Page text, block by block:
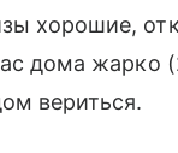
хорошие,
дома жарко
вериться.